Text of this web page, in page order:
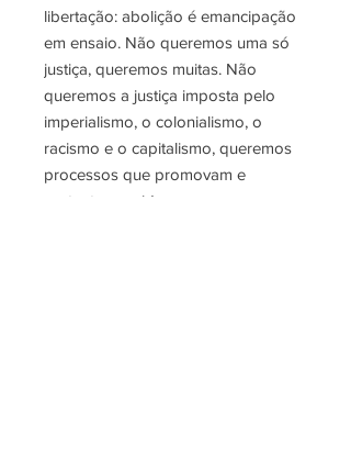
libertação: abolição é emancipação
em ensaio. Não queremos uma só
justiça, queremos muitas. Não
queremos a justiça imposta pelo
imperialismo, o colonialismo, o
racismo e o capitalismo, queremos
processos que promovam e
sustentem a vida.